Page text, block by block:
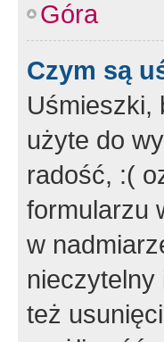
Góra
Czym są
Uśmieszki,
użyte do
radość, :(
formularzu
w
też